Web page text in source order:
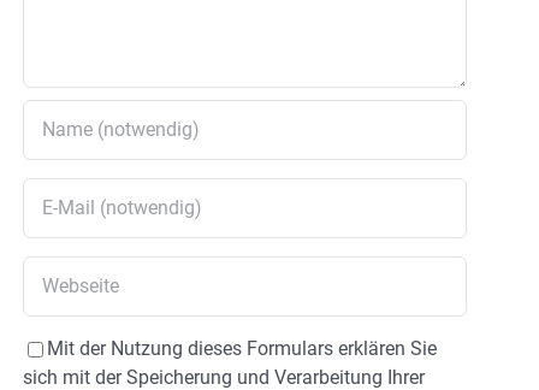
Mit der Nutzung dieses Formulars erklären Sie
sich mit der Speicherung und Verarbeitung Ihrer